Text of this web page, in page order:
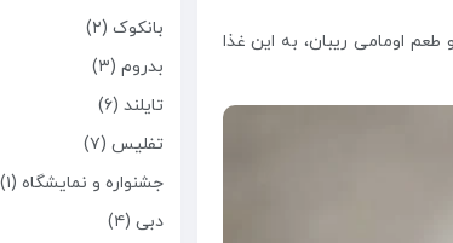
اومامی ریبان، به این غذا
بانکوک (۲)
بدروم (۳)
تایلند (۶)
تفلیس (۷)
جشنواره و نمایشگاه (۱)
دبی (۴)